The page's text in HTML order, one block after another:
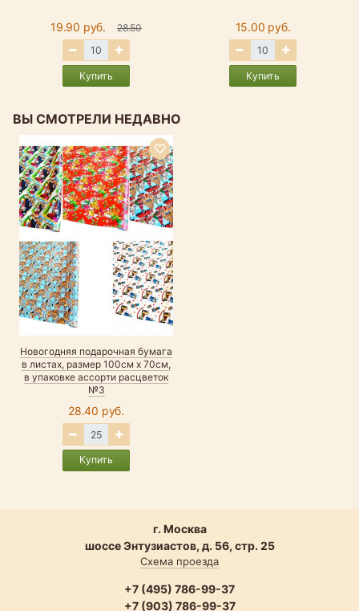
19.90 руб. 28.50
Купить
15.00 руб.
Купить
ВЫ СМОТРЕЛИ НЕДАВНО
Новогодняя подарочная бумага
в листах, размер 100см х 70см,
в упаковке ассорти расцветок
№3
28.40 руб.
Купить
г. Москва
шоссе Энтузиастов, д. 56, стр. 25
Схема проезда
+7 (495) 786-99-37
+7 (903) 786-99-37